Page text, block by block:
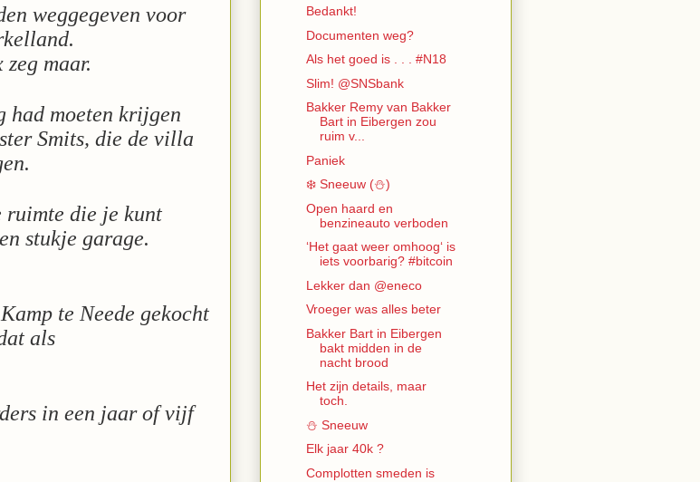
weggegeven voor
maar.
had moeten krijgen
Smits, die de villa
ruimte die je kunt
stukje garage.
te Neede gekocht
als
in een jaar of vijf
Bedankt!
Documenten weg?
Als het goed is . . . #N18
Slim! @SNSbank
Bakker Remy van Bakker
Bart in Eibergen zou
ruim v...
Paniek
❄️ Sneeuw (⛄️)
Open haard en
benzineauto verboden
‘Het gaat weer omhoog‘ is
iets voorbarig? #bitcoin
Lekker dan @eneco
Vroeger was alles beter
Bakker Bart in Eibergen
bakt midden in de
nacht brood
Het zijn details, maar
toch.
⛄️ Sneeuw
Elk jaar 40k ?
Complotten smeden is